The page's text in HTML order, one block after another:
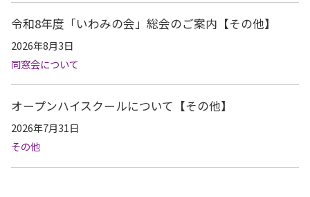
令和8年度「いわみの会」総会のご案内【その他】
2026年8月3日
同窓会について
オープンハイスクールについて【その他】
2026年7月31日
その他